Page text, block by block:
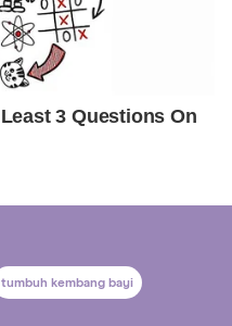
tumbuh kembang bayi